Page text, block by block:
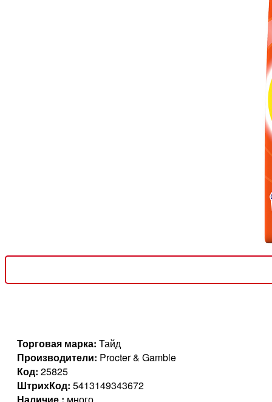
Торговая марка: Тайд
Производители: Procter & Gamble
Код: 25825
ШтрихКод: 5413149343672